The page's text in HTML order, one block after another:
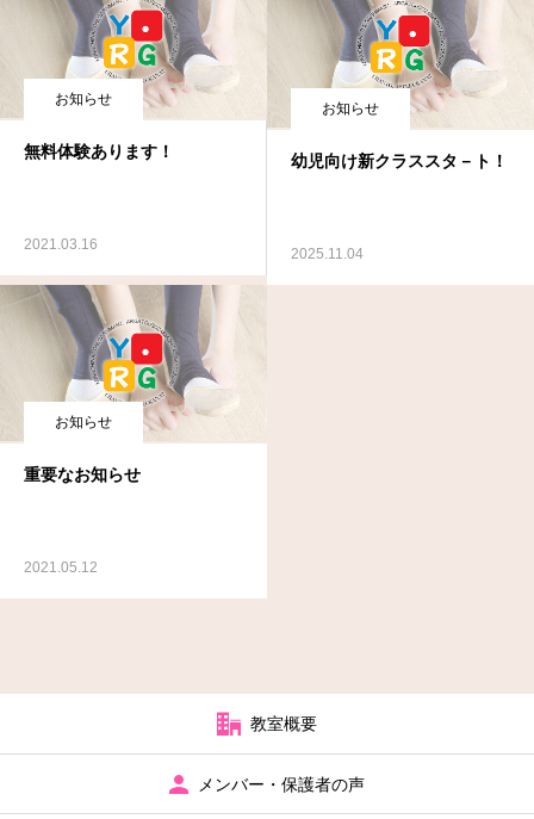
お知らせ
無料体験あります！
2021.03.16
お知らせ
幼児向け新クラススタ－ト！
2025.11.04
お知らせ
重要なお知らせ
2021.05.12
教室概要
メンバー・保護者の声